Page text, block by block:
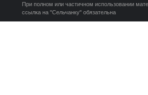
При полном или частичном использовании
ссылка на "Сельчанку" обязательна